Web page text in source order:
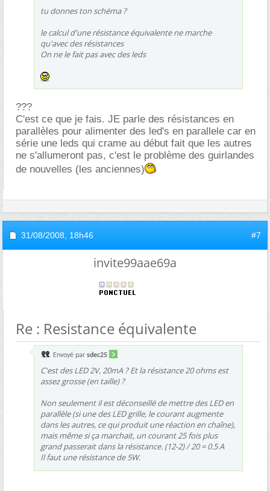
tu donnes ton schéma ?
le calcul d'une résistance équivalente ne marche
qu'avec des résistances
On ne le fait pas avec des leds
???
C'est ce que je fais. JE parle des résistances en
parallèles pour alimenter des led's en parallele car en
série une leds qui crame au début fait que les autres
ne s'allumeront pas, c'est le problème des guirlandes
de nouvelles (les anciennes)
31/08/2008, 18h46 #7
invite99aae69a
Re : Resistance équivalente
Envoyé par sdec25
C'est des LED 2V, 20mA ? Et la résistance 20 ohms est
assez grosse (en taille) ?
Non seulement il est déconseillé de mettre des LED en
parallèle (si une des LED grille, le courant augmente
dans les autres, ce qui produit une réaction en chaîne),
mais même si ça marchait, un courant 25 fois plus
grand passerait dans la résistance. (12-2) / 20 = 0.5 A
Il faut une résistance de 5W.